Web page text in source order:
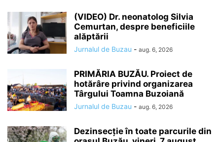
(VIDEO) Dr. neonatolog Silvia
Cemurtan, despre beneficiile
alăptării
Jurnalul de Buzau - aug. 6, 2026
PRIMĂRIA BUZĂU. Proiect de
hotărâre privind organizarea
Târgului Toamna Buzoiană
Jurnalul de Buzau - aug. 6, 2026
Dezinsecție în toate parcurile din